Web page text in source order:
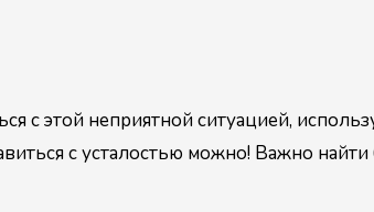
с этой неприятной ситуацией,
с усталостью можно! Важно